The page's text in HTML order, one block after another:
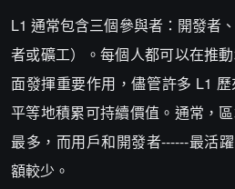
L1 通常包含三個參與者：開發者
者或礦工）。每個人都可以在推
面發揮重要作用，儘管許多 L1
平等地積累可持續價值。通常，
最多，而用戶和開發者------最活
額較少。